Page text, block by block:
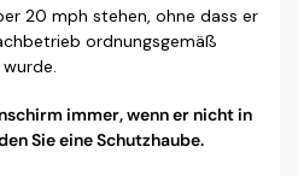
20 mph stehen, ohne dass er
ordnungsgemäß
immer, wenn er nicht in
Sie eine Schutzhaube.